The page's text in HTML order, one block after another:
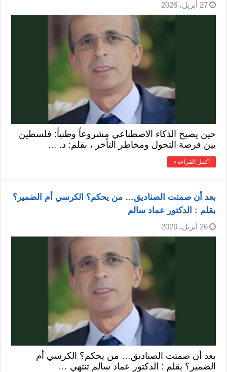
27 أبريل، 2026
حين يصبح الذكاء الاصطناعي مشروعاً وطنياً: فلسطين
بين فرصة التحول ومخاطر التأخر ، بقلم: د. …
أكمل القراءة »
بعد أن صمتت الصناديق… من يحكم؟ الكرسي أم الضمير؟
بقلم : الدكتور عماد سالم
26 أبريل، 2026
بعد أن صمتت الصناديق… من يحكم؟ الكرسي أم
الضمير؟ بقلم : الدكتور عماد سالم تنتهي …